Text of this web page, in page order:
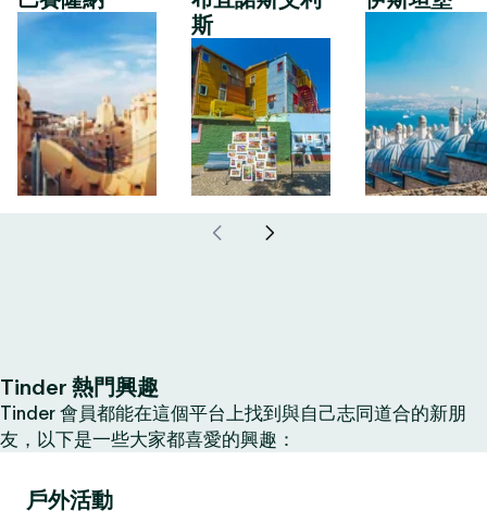
斯
Tinder 熱門興趣
Tinder 會員都能在這個平台上找到與自己志同道合的新朋
友，以下是一些大家都喜愛的興趣：
戶外活動